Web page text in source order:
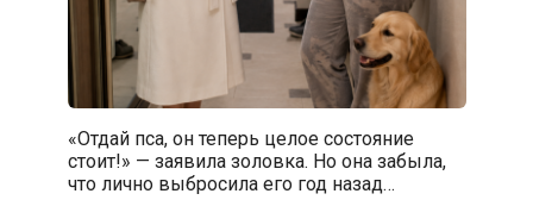
«Отдай пса, он теперь целое состояние
стоит!» — заявила золовка. Но она забыла,
что лично выбросила его год назад…